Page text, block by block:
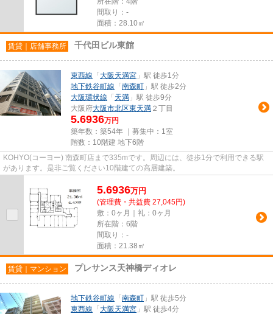
間取り：-
面積：28.10㎡
賃貸｜店舗事務所 千代田ビル東館
東西線 「 大阪天満宮 」駅 徒歩1分
地下鉄谷町線 「 南森町 」駅 徒歩2分
大阪環状線 「 天満 」駅 徒歩9分
大阪府大阪市北区東天満 ２丁目
5.6936万円
築年数：築54年 ｜募集中： 1室
階数：10階建 地下6階
KOHYO(コーヨー) 南森町店まで335mです。周辺には、徒歩1分で利用できる駅
があります。是非ご覧ください10階建ての高層建築。
5.6936万円
(管理費・共益費 27,045円)
敷：0ヶ月｜礼：0ヶ月
所在階：6階
間取り：-
面積：21.38㎡
賃貸｜マンション プレサンス天神橋ディオレ
地下鉄谷町線 「 南森町 」駅 徒歩5分
東西線 「 大阪天満宮 」駅 徒歩4分